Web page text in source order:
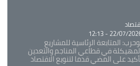
22/07/2026 -
المتابعة الرئاسية للمشاريع
في قطاعي المناجم والتعدين
على المضي قدما لتنويع الاقتصاد